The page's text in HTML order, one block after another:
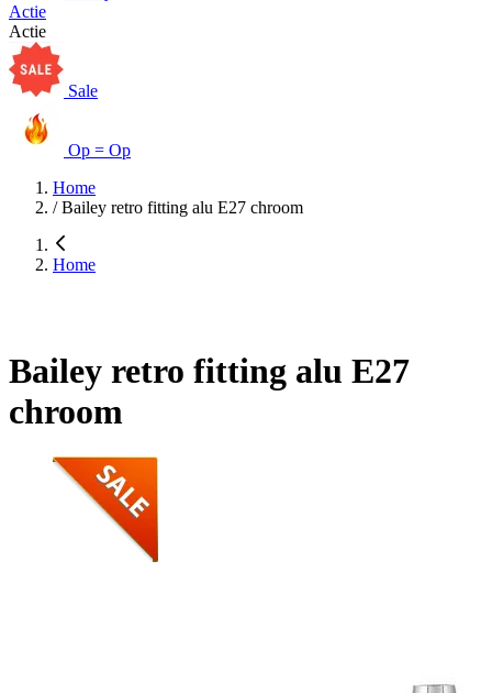
Actie
Actie
Sale
Op = Op
Home
/ Bailey retro fitting alu E27 chroom
Home
Bailey retro fitting alu E27
chroom